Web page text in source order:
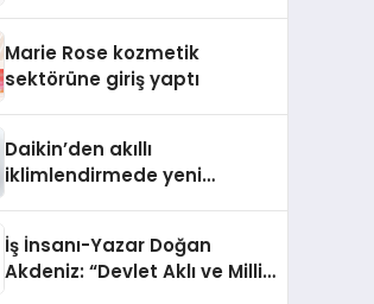
Aldı
Marie Rose kozmetik
sektörüne giriş yaptı
Daikin’den akıllı
iklimlendirmede yeni
İş İnsanı-Yazar Doğan
Akdeniz: “Devlet Aklı ve Milli